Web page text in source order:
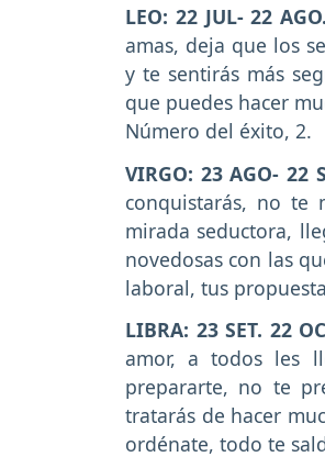
LEO: 22 JUL- 22
amas, deja que los
y te sentirás más
que puedes hacer
Número del éxito, 2.
VIRGO: 23 AGO- 22
conquistarás, no te
mirada seductora,
novedosas con las
laboral, tus
LIBRA: 23 SET. 22
amor, a todos les
prepararte, no te
tratarás de hacer
ordénate, todo te